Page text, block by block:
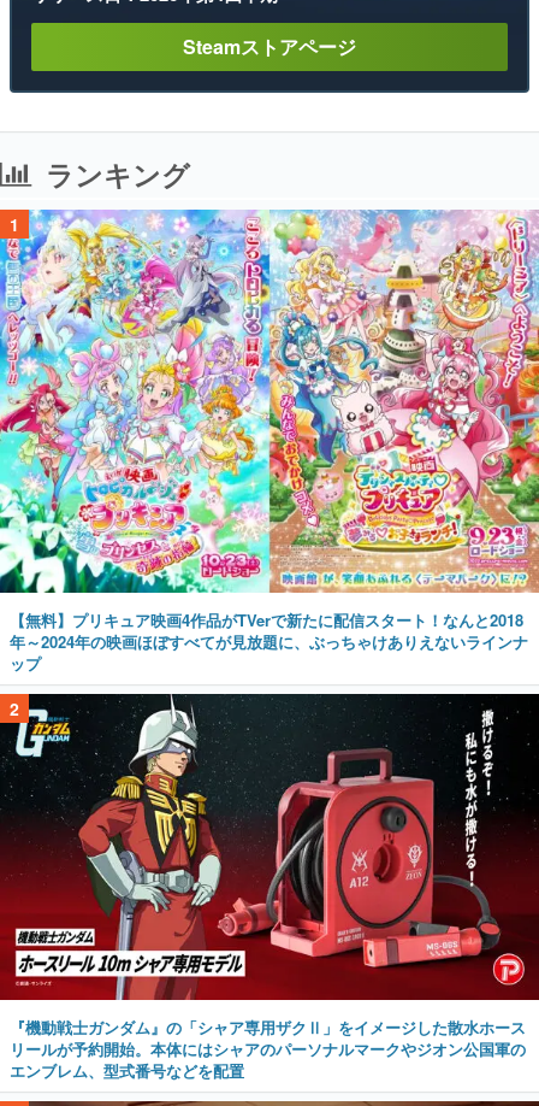
Steamストアページ
ランキング
1
【無料】プリキュア映画4作品がTVerで新たに配信スタート！なんと2018
年～2024年の映画ほぼすべてが見放題に、ぶっちゃけありえないラインナ
ップ
2
『機動戦士ガンダム』の「シャア専用ザクⅡ」をイメージした散水ホース
リールが予約開始。本体にはシャアのパーソナルマークやジオン公国軍の
エンブレム、型式番号などを配置